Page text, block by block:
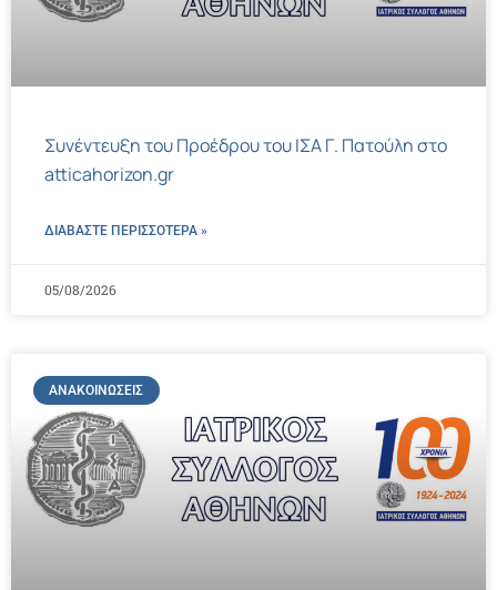
Συνέντευξη του Προέδρου του ΙΣΑ Γ. Πατούλη στο
atticahorizon.gr
ΔΙΑΒΑΣΤΕ ΠΕΡΙΣΣΌΤΕΡΑ »
05/08/2026
ΑΝΑΚΟΙΝΏΣΕΙΣ